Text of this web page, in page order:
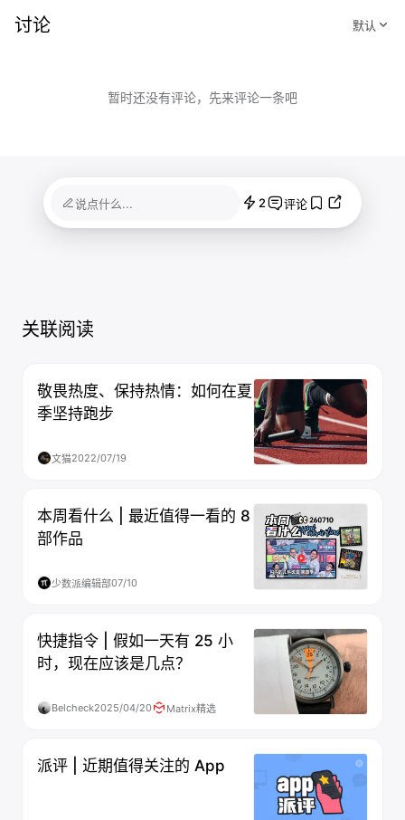
讨论
暂时还没有评论，先来评论一条吧
说点什么... 2 评论
关联阅读
敬畏热度、保持热情：如何在夏
季坚持跑步
文猫2022/07/19
本周看什么 | 最近值得一看的 8
部作品
少数派编辑部07/10
快捷指令 | 假如一天有 25 小
时，现在应该是几点？
Belcheck2025/04/20 Matrix精选
派评 | 近期值得关注的 App